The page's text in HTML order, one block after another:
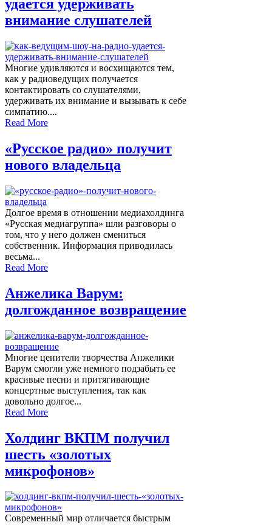
удается удерживать
внимание слушателей
Многие удивляются и восхищаются тем,
как у радиоведущих получается
контактировать со слушателями,
удерживать их внимание и вызывать к себе
симпатию....
Read More
«Русское радио» получит
нового владельца
Долгое время в отношении медиахолдинга
«Русская медиагруппа» шли разговоры о
том, что у него должен смениться
собственник. Информация приводилась
весьма...
Read More
Анжелика Варум:
долгожданное возвращение
Многие ценители творчества Анжелики
Варум смогли уже немного подзабыть ее
красивые песни и притягивающие
концертные выступления, так как
довольно долгое...
Read More
Холдинг ВКПМ получил
шесть «золотых
микрофонов»
Современный мир отличается быстрым